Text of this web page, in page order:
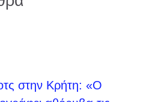
στην Κρήτη: «Ο